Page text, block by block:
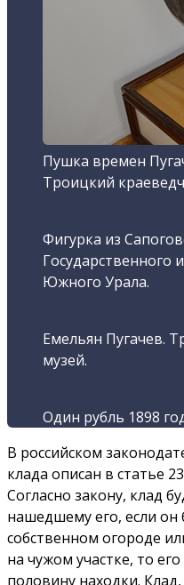
Пушка времен
Троицкий
Фигурка из
Государственного
Южного Урала.
Емельян Пугачев.
музей.
Один рубль 1898
В российском
клада описан в статье
Согласно закону, клад
нашедшему его, если он
собственном огороде
на чужом участке, то
половину находки.